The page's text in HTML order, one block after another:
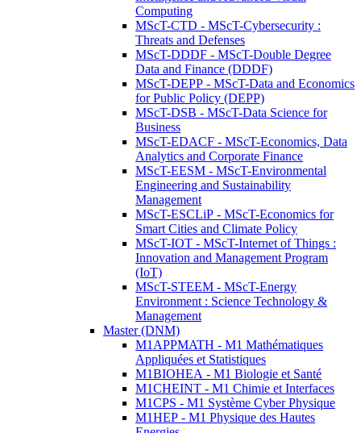
Computing
MScT-CTD - MScT-Cybersecurity :
Threats and Defenses
MScT-DDDF - MScT-Double Degree
Data and Finance (DDDF)
MScT-DEPP - MScT-Data and Economics
for Public Policy (DEPP)
MScT-DSB - MScT-Data Science for
Business
MScT-EDACF - MScT-Economics, Data
Analytics and Corporate Finance
MScT-EESM - MScT-Environmental
Engineering and Sustainability
Management
MScT-ESCLiP - MScT-Economics for
Smart Cities and Climate Policy
MScT-IOT - MScT-Internet of Things :
Innovation and Management Program
(IoT)
MScT-STEEM - MScT-Energy
Environment : Science Technology &
Management
Master (DNM)
M1APPMATH - M1 Mathématiques
Appliquées et Statistiques
M1BIOHEA - M1 Biologie et Santé
M1CHEINT - M1 Chimie et Interfaces
M1CPS - M1 Système Cyber Physique
M1HEP - M1 Physique des Hautes